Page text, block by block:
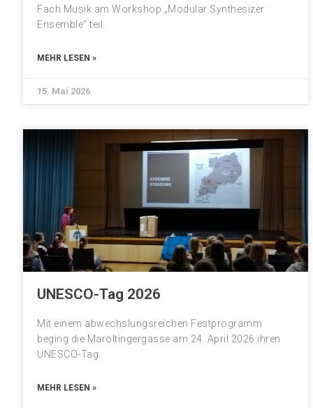
Fach Musik am Workshop „Modular Synthesizer
Ensemble“ teil.
MEHR LESEN »
15. Mai 2026
UNESCO-Tag 2026
Mit einem abwechslungsreichen Festprogramm
beging die Maroltingergasse am 24. April 2026 ihren
UNESCO-Tag.
MEHR LESEN »